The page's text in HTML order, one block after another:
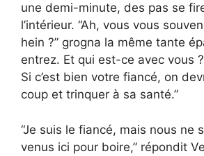
une demi-minute, des pas se
l’intérieur. “Ah, vous vous
hein ?” grogna la même tante
entrez. Et qui est-ce avec vous
Si c’est bien votre fiancé, on
coup et trinquer à sa santé.”
“Je suis le fiancé, mais nous ne
venus ici pour boire,” répondit